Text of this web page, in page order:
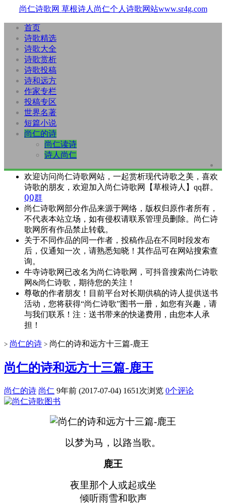
尚仁诗歌网 草根诗人尚仁个人诗歌网站www.sr4g.com
首页
诗歌精选
诗歌大全
诗歌赏析
诗歌投稿
诗和远方
作家专栏
投稿专区
世界名著
短篇小说
尚仁的诗
尚仁读诗
诗人尚仁
欢迎访问尚仁诗歌网站，一起赏析现代诗歌之美，喜欢
诗歌的朋友，欢迎加入尚仁诗歌网【草根诗人】qq群。
QQ群
尚仁诗歌网部分作品来源于网络，版权归原作者所有，
不代表本站立场，如有侵权请联系管理员删除。尚仁诗
歌网所有作品禁止转载。
关于不同作品的同一作者，投稿作品在不同时段发布
后，仅通知一次，请熟悉知晓！其作品可在网站搜索查
询。
牛寺诗歌网已改名为尚仁诗歌网，可抖音搜索尚仁诗歌
网&尚仁诗歌，期待您的关注！
尊敬的作者朋友！目前平台对长期供稿的诗人提供送书
活动，您将获得“尚仁诗歌”图书一册，如您有兴趣，请
与我们联系！注：送书带来的快递费用，由您本人承
担！
> 尚仁的诗 > 尚仁的诗和远方十三篇-鹿王
尚仁的诗和远方十三篇-鹿王
尚仁的诗 尚仁 9年前 (2017-07-04) 1651次浏览 0个评论
以梦为马，以路当歌。
鹿王
夜里那个人或起或坐
倾听雨雪和歌声